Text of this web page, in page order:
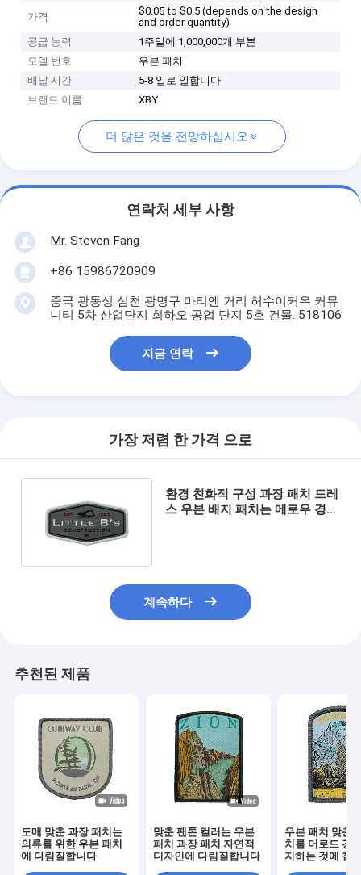
가격
$0.05 to $0.5 (depends on the design
and order quantity)
공급 능력
1주일에 1,000,000개 부분
모델 번호
우븐 패치
배달 시간
5-8 일로 일합니다
브랜드 이름
XBY
더 많은 것을 전망하십시오
연락처 세부 사항
Mr. Steven Fang
+86 15986720909
중국 광동성 심천 광명구 마티엔 거리 허수이커우 커뮤
니티 5차 산업단지 회하오 공업 단지 5호 건물. 518106
지금 연락
가장 저렴 한 가격 으로
환경 친화적 구성 과장 패치 드레
스 우븐 배지 패치는 메로우 경계
계속하다
추천된 제품
도매 맞춘 과장 패치는
의류를 위한 우븐 패치
에 다림질합니다
맞춘 팬톤 컬러는 우븐
패치 과장 패치 자연적
디자인에 다림질합니다
우븐 패치 맞춘
치를 머로드 경
지하는 것에 철